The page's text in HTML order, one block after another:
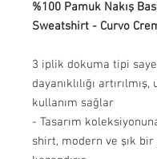
%100 Pamuk Nakış
Sweatshirt - Curvo
3 iplik dokuma tipi
dayanıklılığı
kullanım sağlar
- Tasarım
shirt, modern ve şık